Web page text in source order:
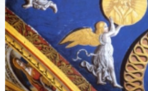
Inscription News Letter